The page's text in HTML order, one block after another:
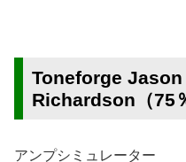
Toneforge Jason
Richardson（75
アンプシミュレーター